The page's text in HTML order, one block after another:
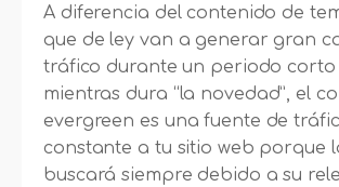
A diferencia del contenido de
que de ley van a generar gran
tráfico durante un periodo corto
mientras dura “la novedad”, el
evergreen es una fuente de
constante a tu sitio web porque
buscará siempre debido a su